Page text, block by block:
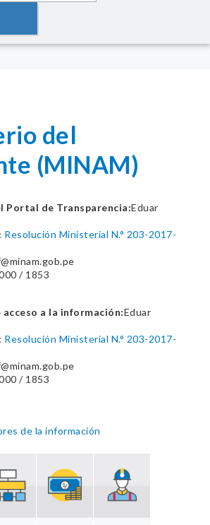
del
(MINAM)
Portal de Transparencia:Eduar
Resolución Ministerial N.° 203-2017-
/ 1853
acceso a la información:Eduar
Resolución Ministerial N.° 203-2017-
/ 1853
de la información